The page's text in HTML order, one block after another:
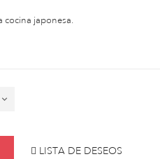
cocina japonesa.
LISTA DE DESEOS